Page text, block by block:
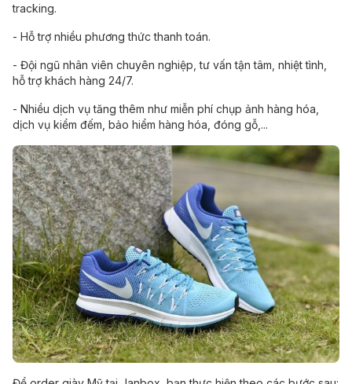
tracking.
- Hỗ trợ nhiều phương thức thanh toán.
- Đội ngũ nhân viên chuyên nghiệp, tư vấn tận tâm, nhiệt tình,
hỗ trợ khách hàng 24/7.
- Nhiều dịch vụ tăng thêm như miễn phí chụp ảnh hàng hóa,
dịch vụ kiểm đếm, bảo hiểm hàng hóa, đóng gỗ,...